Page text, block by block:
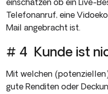
einschätzen ob ein Live-
Telefonanruf, eine
Mail angebracht ist.
# 4 Kunde ist
Mit welchen
gute Renditen oder